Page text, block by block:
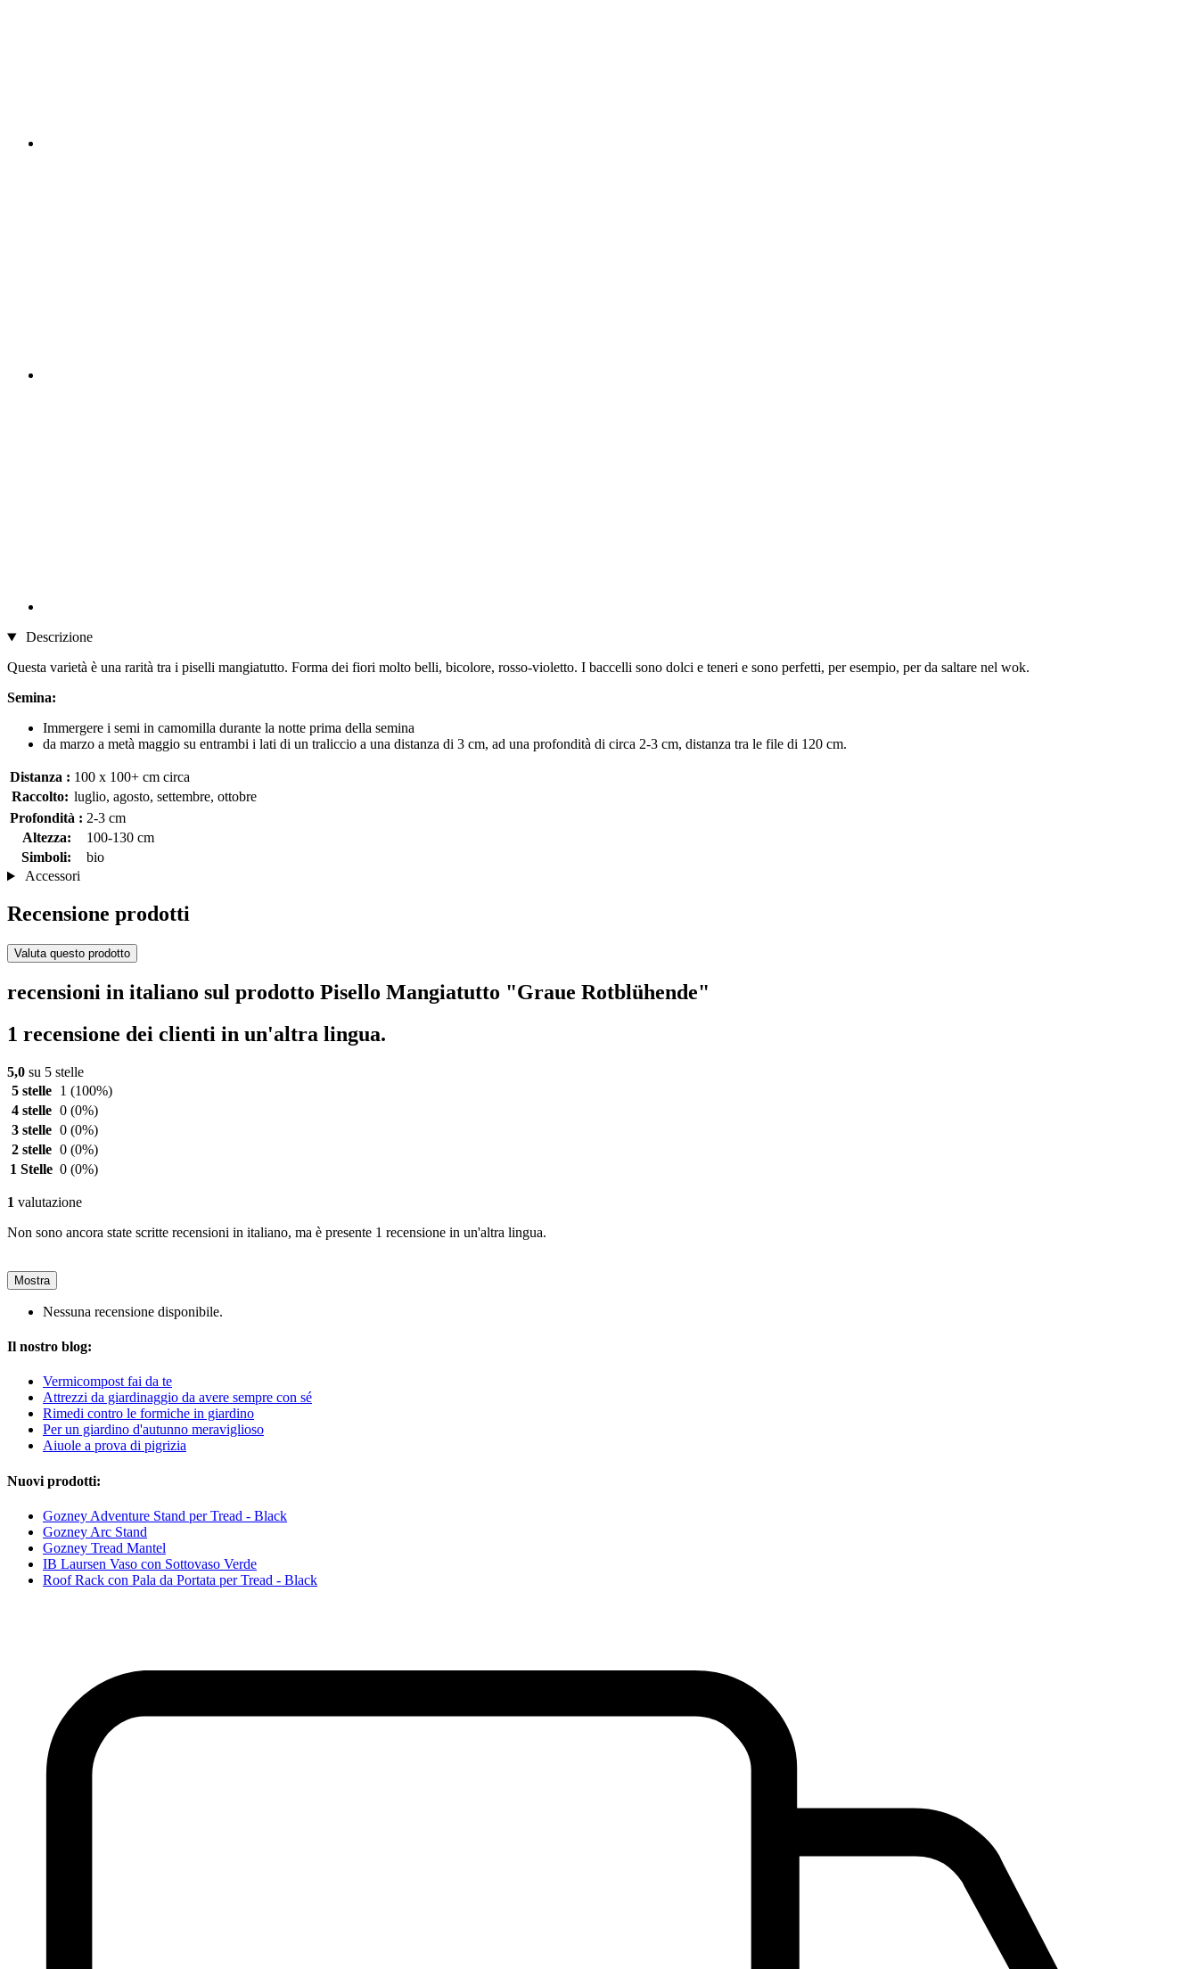
Descrizione
Questa varietà è una rarità tra i piselli mangiatutto. Forma dei fiori molto belli, bicolore, rosso-violetto. I baccelli sono dolci e teneri e sono perfetti, per esempio, per da saltare nel wok.
Semina:
Immergere i semi in camomilla durante la notte prima della semina
da marzo a metà maggio su entrambi i lati di un traliccio a una distanza di 3 cm, ad una profondità di circa 2-3 cm, distanza tra le file di 120 cm.
Distanza : 100 x 100+ cm circa
Raccolto: luglio, agosto, settembre, ottobre
Profondità : 2-3 cm
Altezza:
100-130 cm
Simboli:
bio
Accessori
Recensione prodotti
Valuta questo prodotto
recensioni in italiano sul prodotto Pisello Mangiatutto "Graue Rotblühende"
1 recensione dei clienti in un'altra lingua.
5,0 su 5 stelle
5 stelle
1 (100%)
4 stelle 0 (0%)
3 stelle 0 (0%)
2 stelle 0 (0%)
1 Stelle 0 (0%)
1 valutazione
Non sono ancora state scritte recensioni in italiano, ma è presente 1 recensione in un'altra lingua.
Mostra
Nessuna recensione disponibile.
Il nostro blog:
Vermicompost fai da te
Attrezzi da giardinaggio da avere sempre con sé
Rimedi contro le formiche in giardino
Per un giardino d'autunno meraviglioso
Aiuole a prova di pigrizia
Nuovi prodotti:
Gozney Adventure Stand per Tread - Black
Gozney Arc Stand
Gozney Tread Mantel
IB Laursen Vaso con Sottovaso Verde
Roof Rack con Pala da Portata per Tread - Black